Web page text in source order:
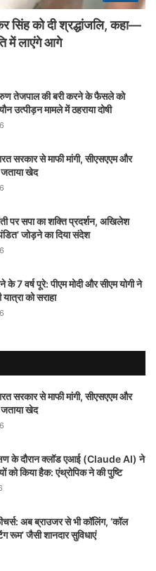
सिंह को दी श्रद्धांजलि, कहा—
में लाएंगे आगे
तरुण तेजपाल की बरी करने के फैसले को
उत्पीड़न मामले में ठहराया दोषी
सरकार से माफी मांगी, सीएसएएम और
खेद
पर सपा का शक्ति प्रदर्शन, अखिलेश
जोड़ने का दिया संदेश
7 वर्ष पूरे: पीएम मोदी और सीएम योगी ने
को सराहा
सरकार से माफी मांगी, सीएसएएम और
खेद
के दौरान क्लॉड एआई (Claude AI) ने
को किया हैक: एंथ्रोपिक ने की पुष्टि
अब ब्राउजर से भी कॉलिंग, ‘कॉल
रूम’ जैसी शानदार सुविधाएं